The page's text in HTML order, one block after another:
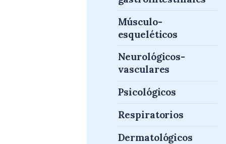
Músculo-
esqueléticos
Neurológicos-
vasculares
Psicológicos
Respiratorios
Dermatológicos